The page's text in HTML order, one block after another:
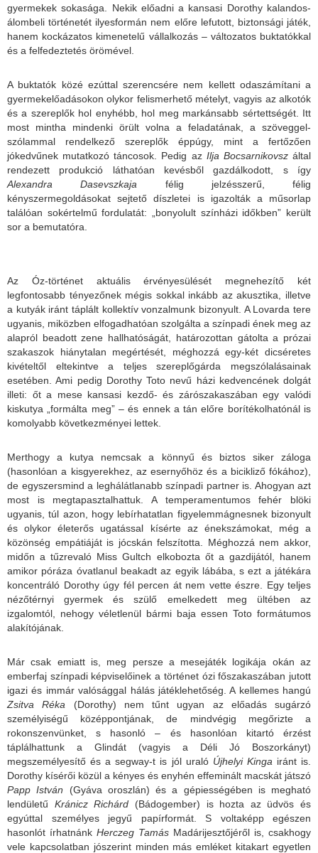
gyermekek sokasága. Nekik előadni a kansasi Dorothy kalandos-
álombeli történetét ilyesformán nem előre lefutott, biztonsági játék,
hanem kockázatos kimenetelű vállalkozás – változatos buktatókkal
és a felfedeztetés örömével.
A buktatók közé ezúttal szerencsére nem kellett odaszámítani a
gyermekelőadásokon olykor felismerhető mételyt, vagyis az alkotók
és a szereplők hol enyhébb, hol meg markánsabb sértettségét. Itt
most mintha mindenki örült volna a feladatának, a szöveggel-
szólammal rendelkező szereplők éppúgy, mint a fertőzően
jókedvűnek mutatkozó táncosok. Pedig az Ilja Bocsarnikovszáltal
rendezett produkció láthatóan kevésből gazdálkodott, s így
Alexandra Dasevszkaja félig jelzésszerű, félig
kényszermegoldásokat sejtető díszletei is igazolták a műsorlap
találóan sokértelmű fordulatát: „bonyolult színházi időkben” került
sor a bemutatóra.
Az Óz-történet aktuális érvényesülését megnehezítő két
legfontosabb tényezőnek mégis sokkal inkább az akusztika, illetve
a kutyák iránt táplált kollektív vonzalmunk bizonyult. A Lovarda tere
ugyanis, miközben elfogadhatóan szolgálta a színpadi ének meg az
alapról beadott zene hallhatóságát, határozottan gátolta a prózai
szakaszok hiánytalan megértését, méghozzá egy-két dicséretes
kivételtől eltekintve a teljes szereplőgárda megszólalásainak
esetében. Ami pedig Dorothy Toto nevű házi kedvencének dolgát
illeti: őt a mese kansasi kezdő- és zárószakaszában egy valódi
kiskutya „formálta meg” – és ennek a tán előre borítékolhatónál is
komolyabb következményei lettek.
Merthogy a kutya nemcsak a könnyű és biztos siker záloga
(hasonlóan a kisgyerekhez, az esernyőhöz és a bicikliző fókához),
de egyszersmind a leghálátlanabb színpadi partner is. Ahogyan azt
most is megtapasztalhattuk. A temperamentumos fehér blöki
ugyanis, túl azon, hogy lebírhatatlan figyelemmágnesnek bizonyult
és olykor életerős ugatással kísérte az énekszámokat, még a
közönség empátiáját is jócskán felszította. Méghozzá nem akkor,
midőn a tűzrevaló Miss Gultch elkobozta őt a gazdijától, hanem
amikor póráza óvatlanul beakadt az egyik lábába, s ezt a játékára
koncentráló Dorothy úgy fél percen át nem vette észre. Egy teljes
nézőtérnyi gyermek és szülő emelkedett meg ültében az
izgalomtól, nehogy véletlenül bármi baja essen Toto formátumos
alakítójának.
Már csak emiatt is, meg persze a mesejáték logikája okán az
emberfaj színpadi képviselőinek a történet ózi főszakaszában jutott
igazi és immár valósággal hálás játéklehetőség. A kellemes hangú
Zsitva Réka (Dorothy) nem tűnt ugyan az előadás sugárzó
személyiségű középpontjának, de mindvégig megőrizte a
rokonszenvünket, s hasonló – és hasonlóan kitartó érzést
táplálhattunk a Glindát (vagyis a Déli Jó Boszorkányt)
megszemélyesítő és a segway-t is jól uraló Újhelyi Kinga iránt is.
Dorothy kísérői közül a kényes és enyhén effeminált macskát játszó
Papp István (Gyáva oroszlán) és a gépiességében is megható
lendületű Kránicz Richárd (Bádogember) is hozta az üdvös és
egyúttal személyes jegyű papírformát. S voltaképp egészen
hasonlót írhatnánk Herczeg Tamás Madárijesztőjéről is, csakhogy
vele kapcsolatban jószerint minden más emléket kitakart egyetlen